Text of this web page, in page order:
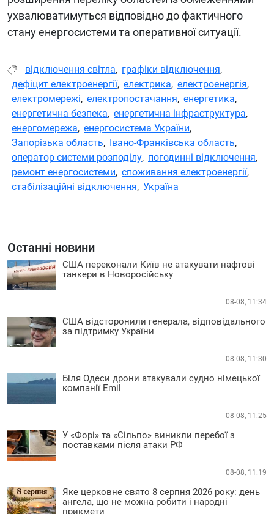
ухвалюватимуться відповідно до фактичного
стану енергосистеми та оперативної ситуації.
відключення світла, графіки відключення,
дефіцит електроенергії, електрика, електроенергія,
електромережі, електропостачання, енергетика,
енергетична безпека, енергетична інфраструктура,
енергомережа, енергосистема України,
Запорізька область, Івано-Франківська область,
оператор системи розподілу, погодинні відключення,
ремонт енергосистеми, споживання електроенергії,
стабілізаційні відключення, Україна
Останні новини
США переконали Київ не атакувати нафтові
танкери в Новоросійську
08-08, 11:34
США відсторонили генерала, відповідального
за підтримку України
08-08, 11:30
Біля Одеси дрони атакували судно німецької
компанії Emil
08-08, 11:25
У «Форі» та «Сільпо» виникли перебої з
поставками після атаки РФ
08-08, 11:19
Яке церковне свято 8 серпня 2026 року: день
ангела, що не можна робити і народні
прикмети